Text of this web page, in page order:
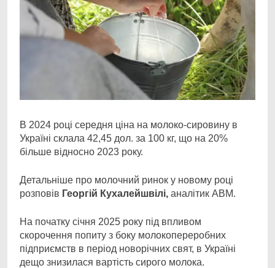
В 2024 році середня ціна на молоко-сировину в
Україні склала 42,45 дол. за 100 кг, що на 20%
більше відносно 2023 року.
Детальніше про молочний ринок у новому році
розповів Георгій Кухалейшвілі, аналітик АВМ.
На початку січня 2025 року під впливом
скорочення попиту з боку молокопереробних
підприємств в період новорічних свят, в Україні
дещо знизилася вартість сирого молока.